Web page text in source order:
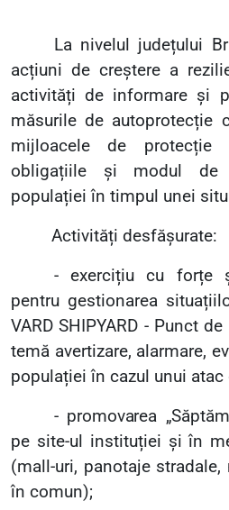
La nivelul județului
acțiuni de creștere a
activități de informare și
măsurile de autoprotecție
mijloacele de protecție
obligațiile și modul de
populației în timpul unei
Activități desfășurate:
-exercițiu cu forțe
pentru gestionarea
VARD SHIPYARD - Punct
temă avertizare, alarmare,
populației în cazul unui
- promovarea
pe site-ul instituției și în
(mall-uri, panotaje
în comun);